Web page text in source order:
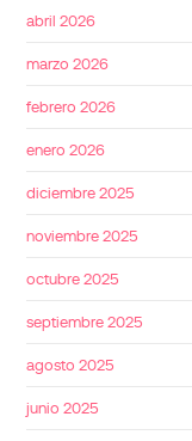
abril 2026
marzo 2026
febrero 2026
enero 2026
diciembre 2025
noviembre 2025
octubre 2025
septiembre 2025
agosto 2025
junio 2025